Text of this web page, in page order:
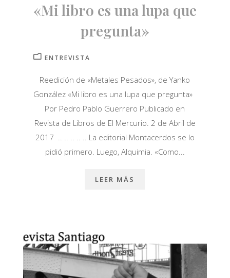
«Mi libro es una lupa que
pregunta»
ENTREVISTA
Reedición de «Metales Pesados», de Yanko
González «Mi libro es una lupa que pregunta»
Por Pedro Pablo Guerrero Publicado en
Revista de Libros de El Mercurio. 2 de Abril de
2017 .. .. .. .. .. La editorial Montacerdos se lo
pidió primero. Luego, Alquimia. «Como...
LEER MÁS